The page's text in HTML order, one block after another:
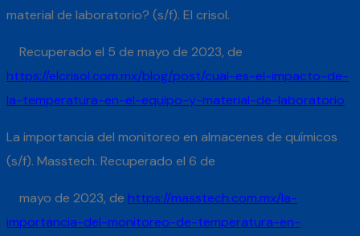
material de laboratorio? (s/f). El crisol.
Recuperado el 5 de mayo de 2023, de
https://elcrisol.com.mx/blog/post/cual-es-el-impacto-de-
la-temperatura-en-el-equipo-y-material-de-laboratorio
La importancia del monitoreo en almacenes de químicos
(s/f). Masstech. Recuperado el 6 de
mayo de 2023, de https://masstech.com.mx/la-
importancia-del-monitoreo-de-temperatura-en-